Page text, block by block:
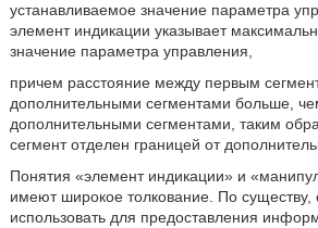
устанавливаемое значение параметра
элемент индикации указывает
значение параметра управления,
причем расстояние между первым
дополнительными сегментами больше,
дополнительными сегментами, таким
сегмент отделен границей от
Понятия «элемент индикации» и
имеют широкое толкование. По
использовать для предоставления